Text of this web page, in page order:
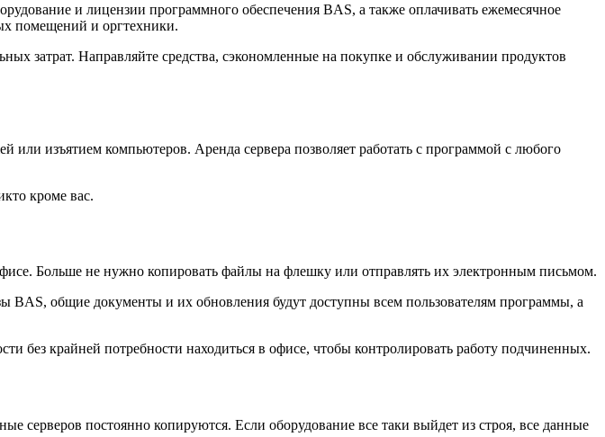
и лицензии программного обеспечения BAS, а также оплачивать ежемесячное
помещений и оргтехники.
затрат. Направляйте средства, сэкономленные на покупке и обслуживании продуктов
изъятием компьютеров. Аренда сервера позволяет работать с программой с любого
кроме вас.
Больше не нужно копировать файлы на флешку или отправлять их электронным письмом.
BAS, общие документы и их обновления будут доступны всем пользователям программы, а
без крайней потребности находиться в офисе, чтобы контролировать работу подчиненных.
серверов постоянно копируются. Если оборудование все таки выйдет из строя, все данные